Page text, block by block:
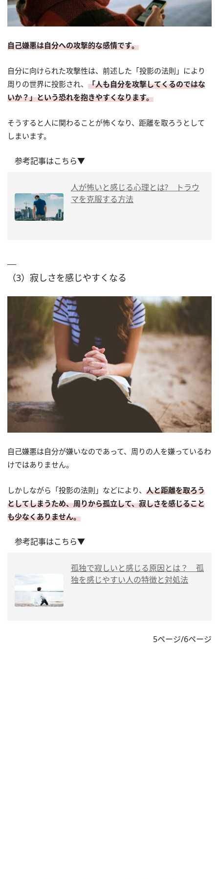
自己嫌悪は自分への攻撃的な感情です。
自分に向けられた攻撃性は、前述した「投影の法則」により
周りの世界に投影され、 「人も自分を攻撃してくるのではな
いか？」という恐れを抱きやすくなります。
そうすると人に関わることが怖くなり、距離を取ろうとして
しまいます。
参考記事はこちら▼
人が怖いと感じる心理とは? トラウ
マを克服する方法
（3）寂しさを感じやすくなる
自己嫌悪は自分が嫌いなのであって、周りの人を嫌っているわ
けではありません。
しかしながら「投影の法則」などにより、 人と距離を取ろう
としてしまうため、周りから孤立して、寂しさを感じること
も少なくありません。
参考記事はこちら▼
孤独で寂しいと感じる原因とは？ 孤
独を感じやすい人の特徴と対処法
5ページ/6ページ